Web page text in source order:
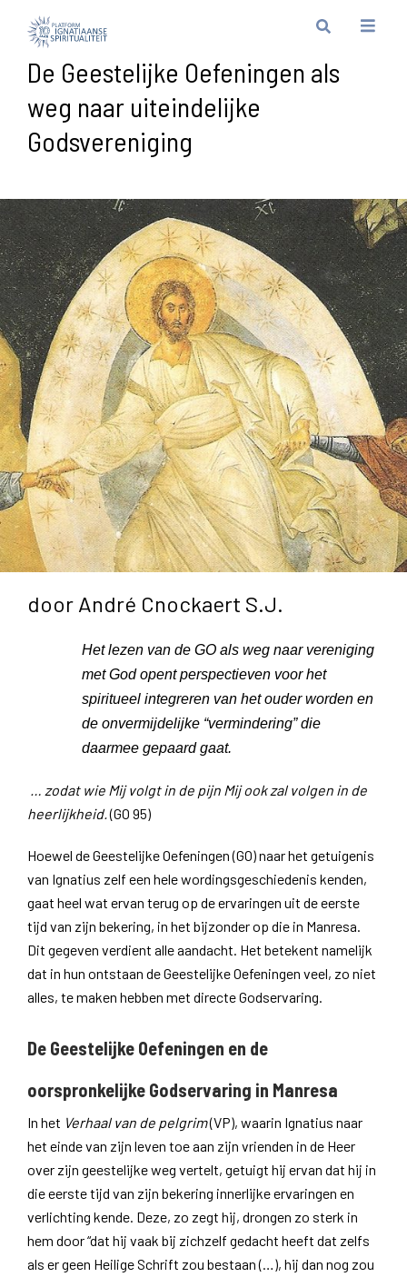
De Geestelijke Oefeningen als
weg naar uiteindelijke
Godsvereniging
door André Cnockaert S.J.
Het lezen van de GO als weg naar vereniging
met God opent perspectieven voor het
spiritueel integreren van het ouder worden en
de onvermijdelijke “vermindering” die
daarmee gepaard gaat.
… zodat wie Mij volgt in de pijn Mij ook zal volgen in de
heerlijkheid. (GO 95)
Hoewel de Geestelijke Oefeningen (GO) naar het getuigenis
van Ignatius zelf een hele wordingsgeschiedenis kenden,
gaat heel wat ervan terug op de ervaringen uit de eerste
tijd van zijn bekering, in het bijzonder op die in Manresa.
Dit gegeven verdient alle aandacht. Het betekent namelijk
dat in hun ontstaan de Geestelijke Oefeningen veel, zo niet
alles, te maken hebben met directe Godservaring.
De Geestelijke Oefeningen en de
oorspronkelijke Godservaring in Manresa
In het Verhaal van de pelgrim(VP), waarin Ignatius naar
het einde van zijn leven toe aan zijn vrienden in de Heer
over zijn geestelijke weg vertelt, getuigt hij ervan dat hij in
die eerste tijd van zijn bekering innerlijke ervaringen en
verlichting kende. Deze, zo zegt hij, drongen zo sterk in
hem door “dat hij vaak bij zichzelf gedacht heeft dat zelfs
als er geen Heilige Schrift zou bestaan (…), hij dan nog zou